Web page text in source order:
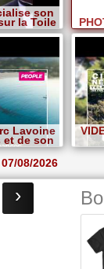
son
la Toile
Lavoine
et de son
08/2026
›